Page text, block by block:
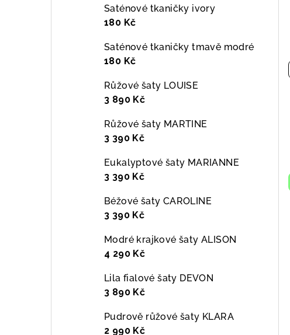
Saténové tkaničky ivory
180 Kč
Saténové tkaničky tmavě modré
180 Kč
Růžové šaty LOUISE
3 890 Kč
Růžové šaty MARTINE
3 390 Kč
Eukalyptové šaty MARIANNE
3 390 Kč
Béžové šaty CAROLINE
3 390 Kč
Modré krajkové šaty ALISON
4 290 Kč
Lila fialové šaty DEVON
3 890 Kč
Pudrově růžové šaty KLARA
2 990 Kč